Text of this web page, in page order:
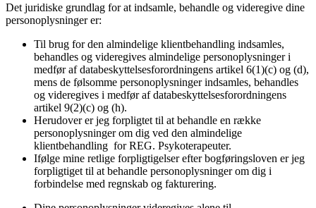
Det juridiske grundlag for at indsamle, behandle og videregive dine
personoplysninger er:
Til brug for den almindelige klientbehandling indsamles,
behandles og videregives almindelige personoplysninger i
medfør af databeskyttelsesforordningens artikel 6(1)(c) og (d),
mens de følsomme personoplysninger indsamles, behandles
og videregives i medfør af databeskyttelsesforordningens
artikel 9(2)(c) og (h).
Herudover er jeg forpligtet til at behandle en række
personoplysninger om dig ved den almindelige
klientbehandling for REG. Psykoterapeuter.
Ifølge mine retlige forpligtigelser efter bogføringsloven er jeg
forpligtiget til at behandle personoplysninger om dig i
forbindelse med regnskab og fakturering.